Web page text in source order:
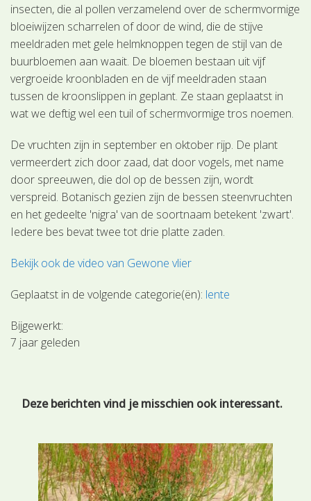
insecten, die al pollen verzamelend over de schermvormige
bloeiwijzen scharrelen of door de wind, die de stijve
meeldraden met gele helmknoppen tegen de stijl van de
buurbloemen aan waait. De bloemen bestaan uit vijf
vergroeide kroonbladen en de vijf meeldraden staan
tussen de kroonslippen in geplant. Ze staan geplaatst in
wat we deftig wel een tuil of schermvormige tros noemen.
De vruchten zijn in september en oktober rijp. De plant
vermeerdert zich door zaad, dat door vogels, met name
door spreeuwen, die dol op de bessen zijn, wordt
verspreid. Botanisch gezien zijn de bessen steenvruchten
en het gedeelte 'nigra' van de soortnaam betekent 'zwart'.
Iedere bes bevat twee tot drie platte zaden.
Bekijk ook de video van Gewone vlier
Geplaatst in de volgende categorie(ën): lente
Bijgewerkt:
7 jaar geleden
Deze berichten vind je misschien ook interessant.